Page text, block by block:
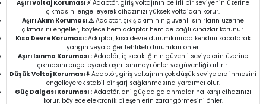
Aşırı Voltaj Koruması ⚡ Adaptör, giriş voltajının belirli bir seviyenin üzerine
çıkmasını engelleyerek cihazınızı yüksek voltajdan korur.
Aşırı Akım Koruması ⚠️Adaptör, çıkış akımının güvenli sınırların üzerine
çıkmasını engeller, böylece hem adaptör hem de bağlı cihazlar korunur.
Kısa Devre Koruması :Adaptör, kısa devre durumlarında kendini kapatarak
yangın veya diğer tehlikeli durumları önler.
Aşırı Isınma Koruması : Adaptör, iç sıcaklığının güvenli seviyelerin üzerine
çıkmasını engelleyerek aşırı ısınmayı önler ve güvenliği artırır.
Düşük Voltaj Koruması ⬇️ Adaptör, giriş voltajının çok düşük seviyelere inmesini
engelleyerek stabil bir şarj sağlanmasına yardımcı olur.
Güç Dalgası Koruması : Adaptör, ani güç dalgalanmalarına karşı cihazınızı
korur, böylece elektronik bileşenlerin zarar görmesini önler.